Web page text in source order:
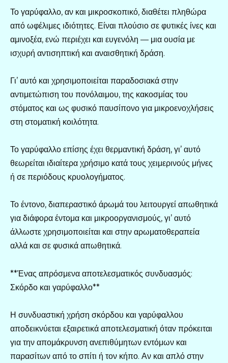
Το γαρύφαλλο, αν και μικροσκοπικό, διαθέτει πληθώρα
από ωφέλιμες ιδιότητες. Είναι πλούσιο σε φυτικές ίνες και
αμινοξέα, ενώ περιέχει και ευγενόλη — μια ουσία με
ισχυρή αντισηπτική και αναισθητική δράση.
Γι’ αυτό και χρησιμοποιείται παραδοσιακά στην
αντιμετώπιση του πονόλαιμου, της κακοσμίας του
στόματος και ως φυσικό παυσίπονο για μικροενοχλήσεις
στη στοματική κοιλότητα.
Το γαρύφαλλο επίσης έχει θερμαντική δράση, γι’ αυτό
θεωρείται ιδιαίτερα χρήσιμο κατά τους χειμερινούς μήνες
ή σε περιόδους κρυολογήματος.
Το έντονο, διαπεραστικό άρωμά του λειτουργεί απωθητικά
για διάφορα έντομα και μικροοργανισμούς, γι’ αυτό
άλλωστε χρησιμοποιείται και στην αρωματοθεραπεία
αλλά και σε φυσικά απωθητικά.
**Ένας απρόσμενα αποτελεσματικός συνδυασμός:
Σκόρδο και γαρύφαλλο**
Η συνδυαστική χρήση σκόρδου και γαρύφαλλου
αποδεικνύεται εξαιρετικά αποτελεσματική όταν πρόκειται
για την απομάκρυνση ανεπιθύμητων εντόμων και
παρασίτων από το σπίτι ή τον κήπο. Αν και απλό στην